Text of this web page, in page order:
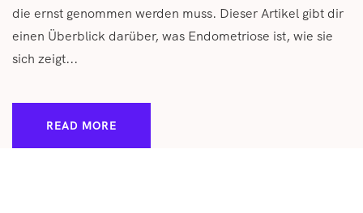
die ernst genommen werden muss. Dieser Artikel gibt dir
einen Überblick darüber, was Endometriose ist, wie sie
sich zeigt...
READ MORE